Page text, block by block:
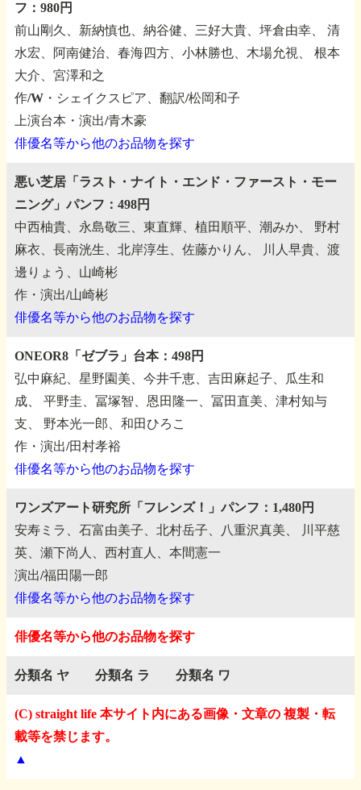
フ：980円
前山剛久、新納慎也、納谷健、三好大貴、坪倉由幸、
清
水宏、阿南健治、春海四方、小林勝也、木場允視、
根本
大介、宮澤和之
作/W・シェイクスピア、翻訳/松岡和子
上演台本・演出/青木豪
俳優名等から他のお品物を探す
悪い芝居「ラスト・ナイト・エンド・ファースト・モー
ニング」パンフ：498円
中西柚貴、永島敬三、東直輝、植田順平、潮みか、
野村
麻衣、長南洸生、北岸淳生、佐藤かりん、
川人早貴、渡
邊りょう、山崎彬
作・演出/山崎彬
俳優名等から他のお品物を探す
ONEOR8「ゼブラ」台本：498円
弘中麻紀、星野園美、今井千恵、吉田麻起子、瓜生和
成、
平野圭、冨塚智、恩田隆一、冨田直美、津村知与
支、
野本光一郎、和田ひろこ
作・演出/田村孝裕
俳優名等から他のお品物を探す
ワンズアート研究所「フレンズ！」パンフ：1,480円
安寿ミラ、石富由美子、北村岳子、八重沢真美、
川平慈
英、瀬下尚人、西村直人、本間憲一
演出/福田陽一郎
俳優名等から他のお品物を探す
俳優名等から他のお品物を探す
分類名 ヤ 分類名 ラ 分類名 ワ
(C) straight life 本サイト内にある画像・文章の 複製・転
載等を禁じます。
▲